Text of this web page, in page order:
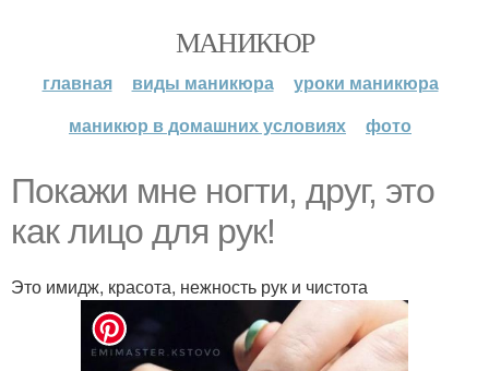
МАНИКЮР
главная виды маникюра
уроки маникюра
маникюр в домашних условиях
фото
Покажи мне ногти, друг, это
как лицо для рук!
Это имидж, красота, нежность рук и чистота